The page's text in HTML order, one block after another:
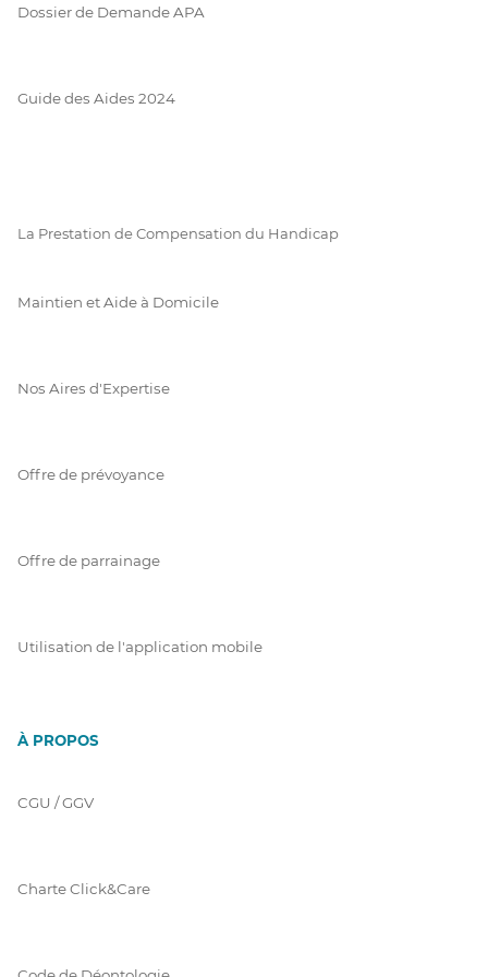
Dossier de Demande APA
Guide des Aides 2024
La Prestation de Compensation du Handicap
Maintien et Aide à Domicile
Nos Aires d'Expertise
Offre de prévoyance
Offre de parrainage
Utilisation de l'application mobile
À PROPOS
CGU / GGV
Charte Click&Care